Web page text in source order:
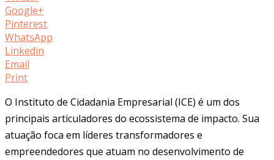
Google+
Pinterest
WhatsApp
Linkedin
Email
Print
O Instituto de Cidadania Empresarial (ICE) é um dos
principais articuladores do ecossistema de impacto. Sua
atuação foca em líderes transformadores e
empreendedores que atuam no desenvolvimento de